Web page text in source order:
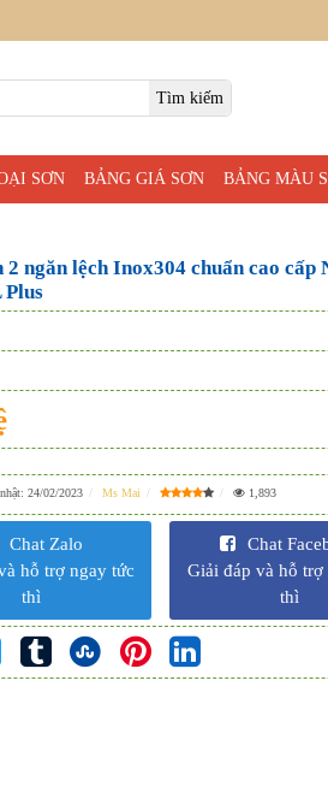
SƠN BẢNG GIÁ SƠN BẢNG MÀU
2 ngăn lệch Inox304 chuẩn cao cấp
Plus
24/02/2023 Ms Mai 1,893
Chat Zalo
hỗ trợ ngay tức
thì
Chat
Giải đáp và hỗ trợ
thì